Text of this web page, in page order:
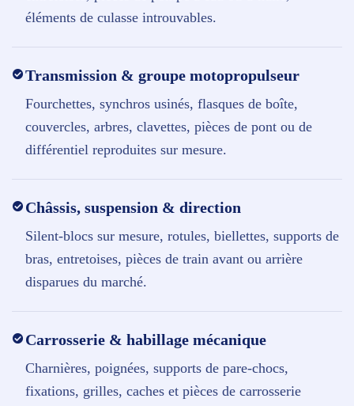
éléments de culasse introuvables.
Transmission & groupe motopropulseur
Fourchettes, synchros usinés, flasques de boîte,
couvercles, arbres, clavettes, pièces de pont ou de
différentiel reproduites sur mesure.
Châssis, suspension & direction
Silent-blocs sur mesure, rotules, biellettes, supports de
bras, entretoises, pièces de train avant ou arrière
disparues du marché.
Carrosserie & habillage mécanique
Charnières, poignées, supports de pare-chocs,
fixations, grilles, caches et pièces de carrosserie